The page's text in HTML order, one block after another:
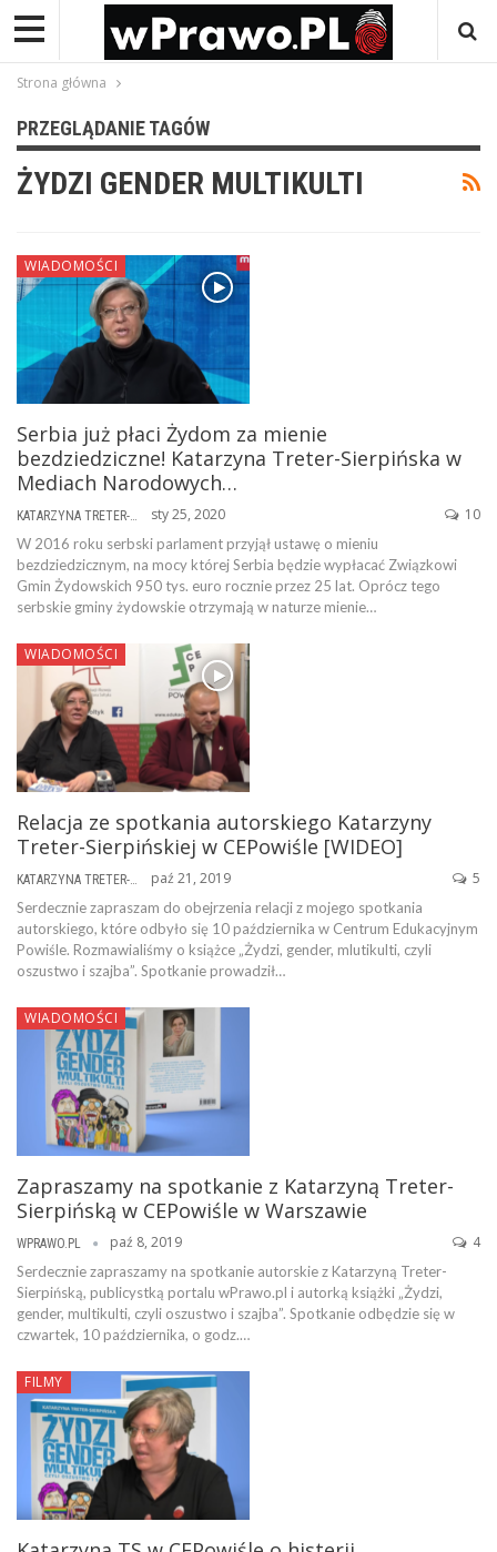
Strona główna
PRZEGLĄDANIE TAGÓW
ŻYDZI GENDER MULTIKULTI
WIADOMOŚCI
Serbia już płaci Żydom za mienie
bezdziedziczne! Katarzyna Treter-Sierpińska w
Mediach Narodowych…
sty 25, 2020 10
W 2016 roku serbski parlament przyjął ustawę o mieniu
bezdziedzicznym, na mocy której Serbia będzie wypłacać Związkowi
Gmin Żydowskich 950 tys. euro rocznie przez 25 lat. Oprócz tego
serbskie gminy żydowskie otrzymają w naturze mienie…
WIADOMOŚCI
Relacja ze spotkania autorskiego Katarzyny
Treter-Sierpińskiej w CEPowiśle [WIDEO]
KATARZYNA TRETER-SIERPIŃSKA paź 21, 2019 5
Serdecznie zapraszam do obejrzenia relacji z mojego spotkania
autorskiego, które odbyło się 10 października w Centrum Edukacyjnym
Powiśle. Rozmawialiśmy o książce „Żydzi, gender, mlutikulti, czyli
oszustwo i szajba”. Spotkanie prowadził…
WIADOMOŚCI
Zapraszamy na spotkanie z Katarzyną Treter-
Sierpińską w CEPowiśle w Warszawie
WPRAWO.PL paź 8, 2019 4
Serdecznie zapraszamy na spotkanie autorskie z Katarzyną Treter-
Sierpińską, publicystką portalu wPrawo.pl i autorką książki „Żydzi,
gender, multikulti, czyli oszustwo i szajba”. Spotkanie odbędzie się w
czwartek, 10 października, o godz.…
FILMY